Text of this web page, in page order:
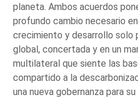
planeta. Ambos acuerdos
profundo cambio necesario
crecimiento y desarrollo solo
global, concertada y en un
multilateral que siente las
compartido a la
una nueva gobernanza para